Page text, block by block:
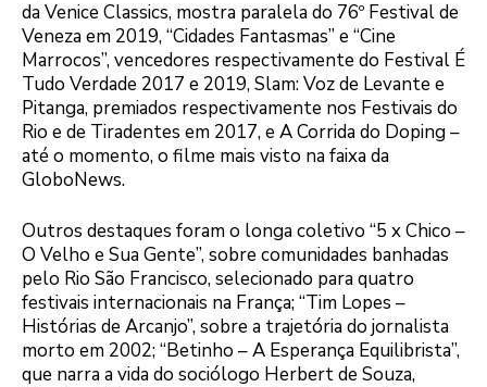
da Venice Classics, mostra paralela do 76º Festival de
Veneza em 2019, “Cidades Fantasmas” e “Cine
Marrocos”, vencedores respectivamente do Festival É
Tudo Verdade 2017 e 2019, Slam: Voz de Levante e
Pitanga, premiados respectivamente nos Festivais do
Rio e de Tiradentes em 2017, e A Corrida do Doping –
até o momento, o filme mais visto na faixa da
GloboNews.
Outros destaques foram o longa coletivo “5 x Chico –
O Velho e Sua Gente”, sobre comunidades banhadas
pelo Rio São Francisco, selecionado para quatro
festivais internacionais na França; “Tim Lopes –
Histórias de Arcanjo”, sobre a trajetória do jornalista
morto em 2002; “Betinho – A Esperança Equilibrista”,
que narra a vida do sociólogo Herbert de Souza,